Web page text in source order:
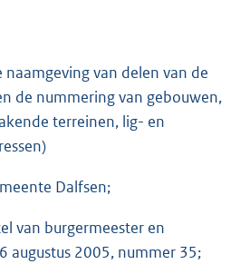
van delen van de
de nummering van gebouwen,
terreinen, lig- en
Dalfsen;
van burgermeester en
augustus 2005, nummer 35;